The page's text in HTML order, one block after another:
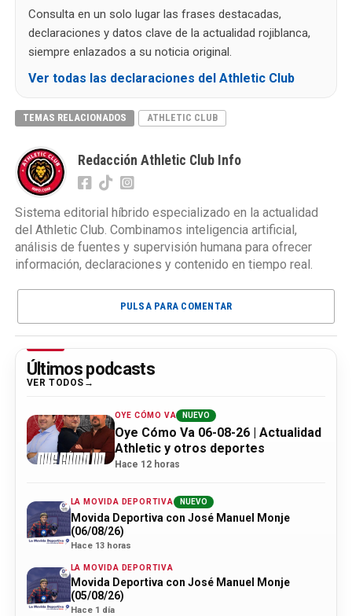
Consulta en un solo lugar las frases destacadas,
declaraciones y datos clave de la actualidad rojiblanca,
siempre enlazados a su noticia original.
Ver todas las declaraciones del Athletic Club
TEMAS RELACIONADOS ATHLETIC CLUB
Redacción Athletic Club Info
Sistema editorial híbrido especializado en la actualidad
del Athletic Club. Combinamos inteligencia artificial,
análisis de fuentes y supervisión humana para ofrecer
información, declaraciones y contenido en tiempo real.
PULSA PARA COMENTAR
Últimos podcasts
VER TODOS
OYE CÓMO VA NUEVO
Oye Cómo Va 06-08-26 | Actualidad
Athletic y otros deportes
Hace 12 horas
LA MOVIDA DEPORTIVA NUEVO
Movida Deportiva con José Manuel Monje
(06/08/26)
Hace 13 horas
LA MOVIDA DEPORTIVA
Movida Deportiva con José Manuel Monje
(05/08/26)
Hace 1 día